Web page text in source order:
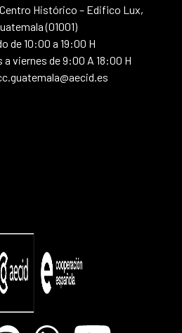
Histórico – Edifico Lux,
(01001)
de 10:00 a 19:00 H
a viernes de 9:00 A 18:00 H